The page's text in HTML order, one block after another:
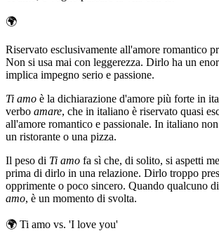
🌍
Riservato esclusivamente all'amore romantico
Non si usa mai con leggerezza. Dirlo ha un
implica impegno serio e passione.
Ti amo è la dichiarazione d'amore più forte in
verbo amare, che in italiano è riservato quasi
all'amore romantico e passionale. In italiano
un ristorante o una pizza.
Il peso di Ti amo fa sì che, di solito, si aspetti
prima di dirlo in una relazione. Dirlo troppo
opprimente o poco sincero. Quando qualcuno
amo, è un momento di svolta.
🌍 Ti amo vs. 'I love you'